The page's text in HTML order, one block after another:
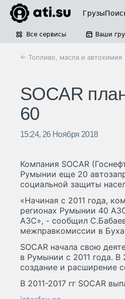
Грузы
Все сервисы Ваши
← Топливо, масла и автохимия
SOCAR
60
15:24, 26 Ноября 2018
Компания SOCAR
Румынии еще 20
социальной защиты
«Начиная с 2011 года,
регионах Румынии 40
АЗС», - сообщил
межправкомиссии в
SOCAR начала свою
в Румынии с 2011 года. В
создание и расширение
В 2011-2017 гг SOCAR